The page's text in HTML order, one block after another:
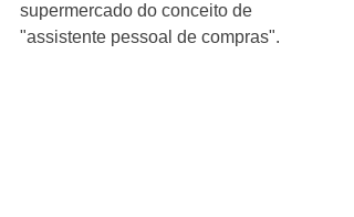
supermercado do conceito de
"assistente pessoal de compras".